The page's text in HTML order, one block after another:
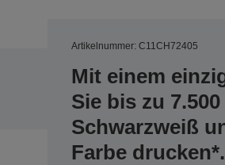
Artikelnummer: C11CH72405
Mit einem
Sie bis zu
Schwarzweiß
Farbe drucken*.